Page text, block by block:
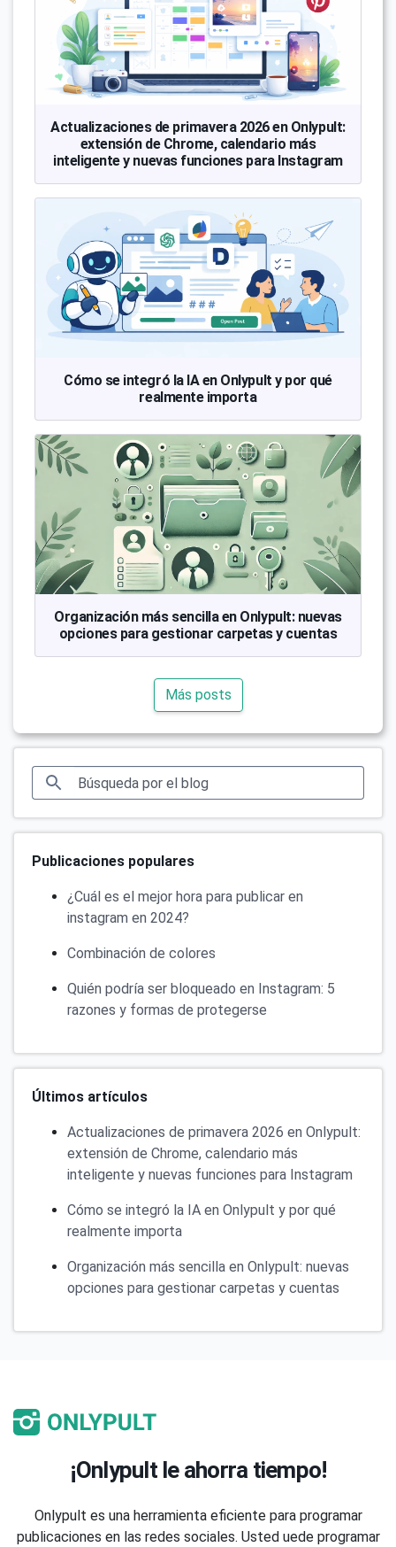
Actualizaciones de primavera 2026 en Onlypult:
extensión de Chrome, calendario más
inteligente y nuevas funciones para Instagram
Cómo se integró la IA en Onlypult y por qué
realmente importa
Organización más sencilla en Onlypult: nuevas
opciones para gestionar carpetas y cuentas
Más posts
Publicaciones populares
¿Cuál es el mejor hora para publicar en
instagram en 2024?
Combinación de colores
Quién podría ser bloqueado en Instagram: 5
razones y formas de protegerse
Últimos artículos
Actualizaciones de primavera 2026 en Onlypult:
extensión de Chrome, calendario más
inteligente y nuevas funciones para Instagram
Cómo se integró la IA en Onlypult y por qué
realmente importa
Organización más sencilla en Onlypult: nuevas
opciones para gestionar carpetas y cuentas
¡Onlypult le ahorra tiempo!
Onlypult es una herramienta eficiente para programar
publicaciones en las redes sociales. Usted uede programar